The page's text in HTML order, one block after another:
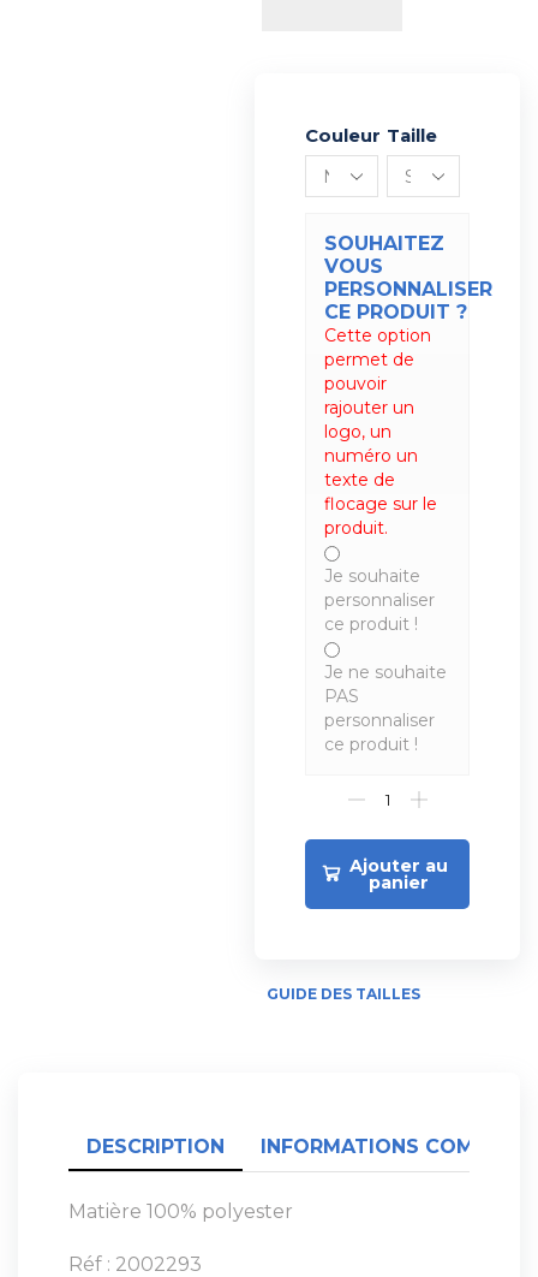
Couleur Taille
SOUHAITEZ
VOUS
PERSONNALISER
CE PRODUIT ?
Cette option
permet de
pouvoir
rajouter un
logo, un
numéro un
texte de
flocage sur le
produit.
Je souhaite
personnaliser
ce produit !
Je ne souhaite
PAS
personnaliser
ce produit !
Ajouter au
panier
Alternative:
GUIDE DES TAILLES
DESCRIPTION INFORMATIONS
Matière 100% polyester
Réf : 2002293